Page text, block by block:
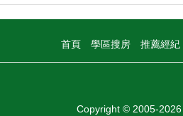
首頁 學區搜房 推薦經紀
Copyright © 2005-